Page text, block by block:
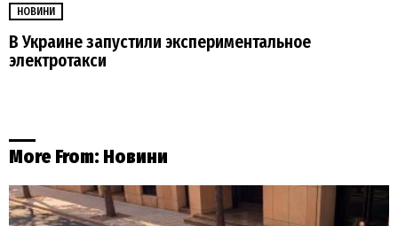
НОВИНИ
В Украине запустили экспериментальное
электротакси
More From: Новини